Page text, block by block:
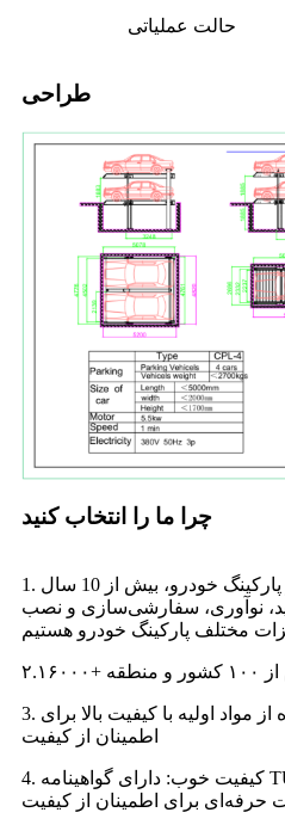
حالت عملیاتی
طراحی
چرا ما را انتخاب کنید
1. تولیدکننده حرفه‌ای بالابر پارکینگ خودرو، بیش از 10 سال
نوآوری، سفارشی‌سازی و نصب
3. ویژگی های محصول: استفاده از مواد اولیه با کیفیت بالا برای
اطمینان از کیفیت
4. کیفیت خوب: دارای گواهینامه TUV، CE. بازرسی دقیق هر